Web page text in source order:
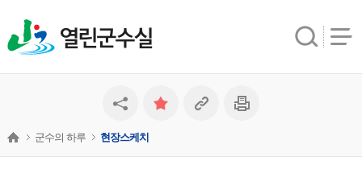
열린군수실
군수의 하루 현장스케치